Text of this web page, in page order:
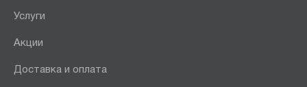
Услуги
Акции
Доставка и оплата